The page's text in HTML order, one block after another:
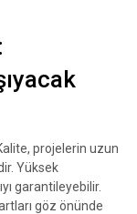
projelerin uzun
Yüksek
garantileyebilir.
göz önünde